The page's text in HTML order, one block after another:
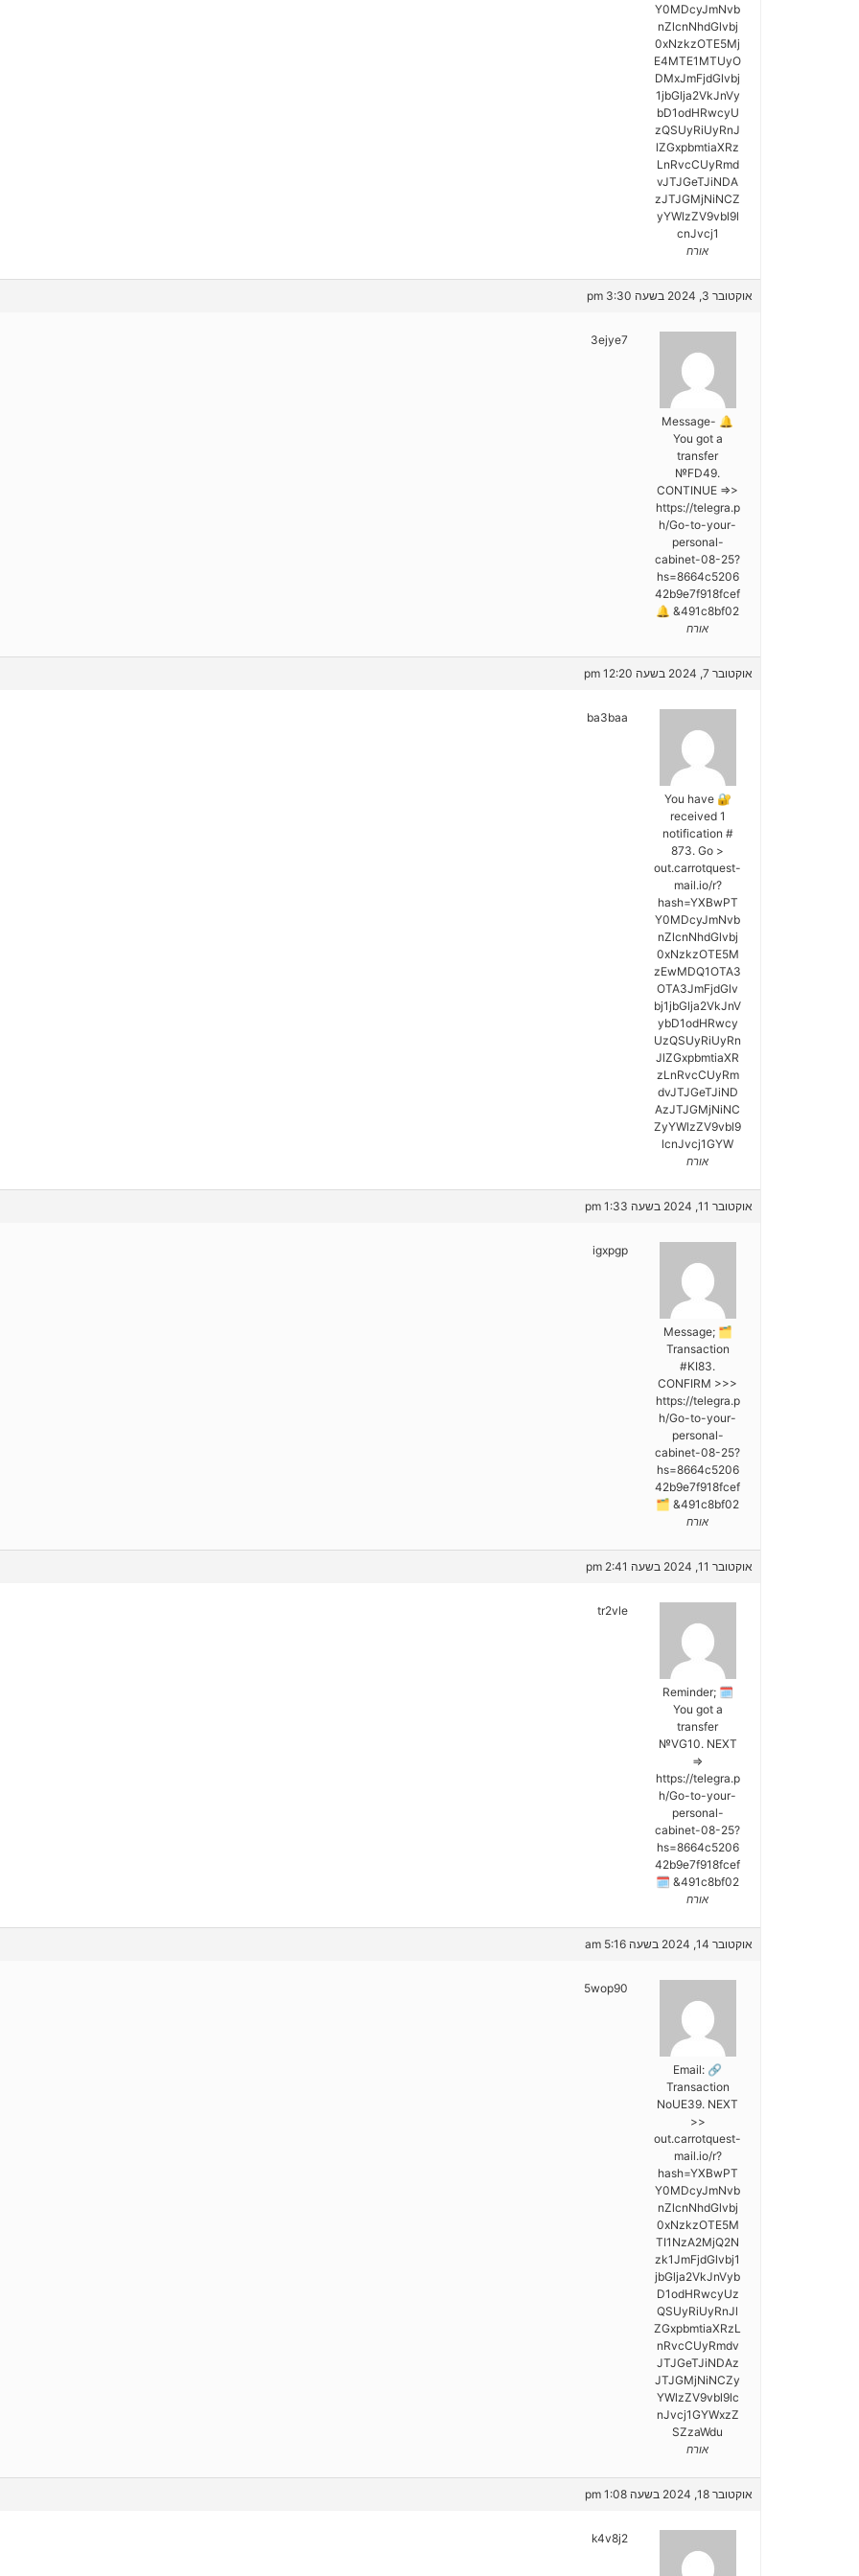
Y0MDcyJmNvb
nZlcnNhdGlvbj
0xNzkzOTE5Mj
E4MTE1MTUyO
DMxJmFjdGlvbj
1jbGlja2VkJnVy
bD1odHRwcyU
zQSUyRiUyRnJ
lZGxpbmtiaXRz
LnRvcCUyRmd
vJTJGeTJiNDA
zJTJGMjNiNCZ
yYWlzZV9vbl9l
cnJvcj1
אורח
אוקטובר 3, 2024 בשעה 3:30 pm
🔔 Message-
You got a
transfer
№FD49.
CONTINUE =>>
https://telegra.p
h/Go-to-your-
personal-
cabinet-08-25?
hs=8664c5206
42b9e7f918fcef
491c8bf02& 🔔
אורח
3ejye7
אוקטובר 7, 2024 בשעה 12:20 pm
🔐 You have
received 1
notification #
873. Go >
out.carrotquest-
mail.io/r?
hash=YXBwPT
Y0MDcyJmNvb
nZlcnNhdGlvbj
0xNzkzOTE5M
zEwMDQ1OTA3
OTA3JmFjdGlv
bj1jbGlja2VkJnV
ybD1odHRwcy
UzQSUyRiUyRn
JlZGxpbmtiaXR
zLnRvcCUyRm
dvJTJGeTJiND
AzJTJGMjNiNC
ZyYWlzZV9vbl9
lcnJvcj1GYW
אורח
ba3baa
אוקטובר 11, 2024 בשעה 1:33 pm
🗂 Message;
Transaction
#KI83.
CONFIRM >>>
https://telegra.p
h/Go-to-your-
personal-
cabinet-08-25?
hs=8664c5206
42b9e7f918fcef
491c8bf02& 🗂
אורח
igxpgp
אוקטובר 11, 2024 בשעה 2:41 pm
🗓 Reminder;
You got a
transfer
№VG10. NEXT
=>
https://telegra.p
h/Go-to-your-
personal-
cabinet-08-25?
hs=8664c5206
42b9e7f918fcef
491c8bf02& 🗓
אורח
tr2vle
אוקטובר 14, 2024 בשעה 5:16 am
🔗 Email:
Transaction
NoUE39. NEXT
>>
out.carrotquest-
mail.io/r?
hash=YXBwPT
Y0MDcyJmNvb
nZlcnNhdGlvbj
0xNzkzOTE5M
TI1NzA2MjQ2N
zk1JmFjdGlvbj1
jbGlja2VkJnVyb
D1odHRwcyUz
QSUyRiUyRnJl
ZGxpbmtiaXRzL
nRvcCUyRmdv
JTJGeTJiNDAz
JTJGMjNiNCZy
YWlzZV9vbl9lc
nJvcj1GYWxzZ
SZzaWdu
אורח
5wop90
אוקטובר 18, 2024 בשעה 1:08 pm
k4v8j2